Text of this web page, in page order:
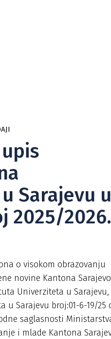
Sarajevu u
2025/2026.
o visokom obrazovanju
novine Kantona
Univerziteta u Sarajevu,
u Sarajevu broj:01-6-19/25
saglasnosti
i mlade Kantona